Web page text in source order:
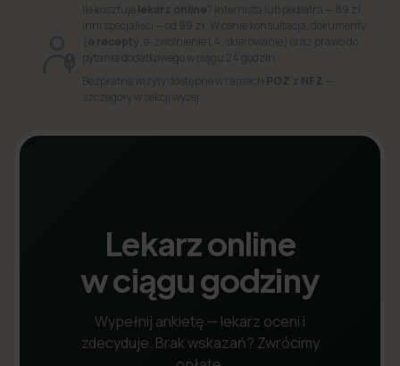
Ile kosztujelekarz online ? Internista lub pediatra — 89 zł.
Inni specjaliści — od 99 zł. W cenie konsultacja, dokumenty
( e recepty , e-zwolnienie L4, skierowanie) oraz prawo do
pytania dodatkowego w ciągu 24 godzin.
Bezpłatne wizyty dostępne w ramach POZ z NFZ
szczegóły w sekcji wyżej.
Lekarz online
w ciągu godziny
Wypełnij ankietę — lekarz oceni i
zdecyduje. Brak wskazań? Zwrócimy